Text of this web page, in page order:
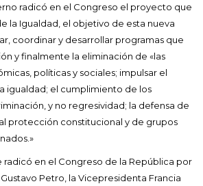
radicó en el Congreso el proyecto que
la Igualdad, el objetivo de esta nueva
coordinar y desarrollar programas que
y finalmente la eliminación de «las
políticas y sociales; impulsar el
igualdad; el cumplimiento de los
y no regresividad; la defensa de
protección constitucional y de grupos
radicó en el Congreso de la República por
Petro, la Vicepresidenta Francia